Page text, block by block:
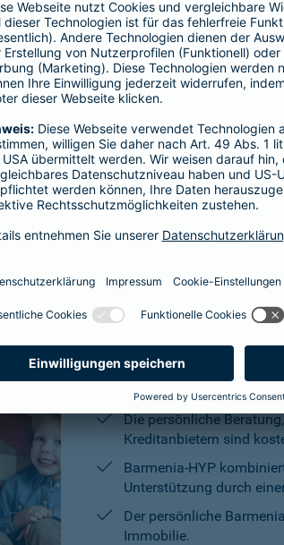
Vorteile der
Barmenia-HYP ist
Barmenia-HYP kann
flexibel auf Ihre Wünsche
Die Machbarkeit der
Die persönliche
Kreditanbietern sind
Barmenia-HYP
Unterstützung durch
Der persönliche
Immobilie.